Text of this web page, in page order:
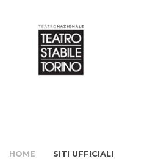
HOME SITI UFFICIALI